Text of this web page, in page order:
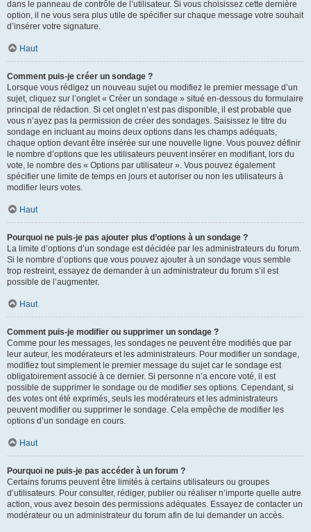
dans le panneau de contrôle de l’utilisateur. Si vous choisissez cette dernière
option, il ne vous sera plus utile de spécifier sur chaque message votre souhait
d’insérer votre signature.
Haut
Comment puis-je créer un sondage ?
Lorsque vous rédigez un nouveau sujet ou modifiez le premier message d’un
sujet, cliquez sur l’onglet « Créer un sondage » situé en-dessous du formulaire
principal de rédaction. Si cet onglet n’est pas disponible, il est probable que
vous n’ayez pas la permission de créer des sondages. Saisissez le titre du
sondage en incluant au moins deux options dans les champs adéquats,
chaque option devant être insérée sur une nouvelle ligne. Vous pouvez définir
le nombre d’options que les utilisateurs peuvent insérer en modifiant, lors du
vote, le nombre des « Options par utilisateur ». Vous pouvez également
spécifier une limite de temps en jours et autoriser ou non les utilisateurs à
modifier leurs votes.
Haut
Pourquoi ne puis-je pas ajouter plus d’options à un sondage ?
La limite d’options d’un sondage est décidée par les administrateurs du forum.
Si le nombre d’options que vous pouvez ajouter à un sondage vous semble
trop restreint, essayez de demander à un administrateur du forum s’il est
possible de l’augmenter.
Haut
Comment puis-je modifier ou supprimer un sondage ?
Comme pour les messages, les sondages ne peuvent être modifiés que par
leur auteur, les modérateurs et les administrateurs. Pour modifier un sondage,
modifiez tout simplement le premier message du sujet car le sondage est
obligatoirement associé à ce dernier. Si personne n’a encore voté, il est
possible de supprimer le sondage ou de modifier ses options. Cependant, si
des votes ont été exprimés, seuls les modérateurs et les administrateurs
peuvent modifier ou supprimer le sondage. Cela empêche de modifier les
options d’un sondage en cours.
Haut
Pourquoi ne puis-je pas accéder à un forum ?
Certains forums peuvent être limités à certains utilisateurs ou groupes
d’utilisateurs. Pour consulter, rédiger, publier ou réaliser n’importe quelle autre
action, vous avez besoin des permissions adéquates. Essayez de contacter un
modérateur ou un administrateur du forum afin de lui demander un accès.